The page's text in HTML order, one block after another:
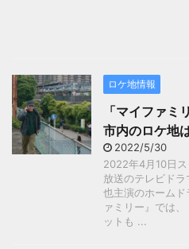
ロケ地情報
「マイファ
市内のロケ地
2022/5/30
2022年4月10日
放送のテレビド
也主演のホーム
ァミリー』では
ットも ...